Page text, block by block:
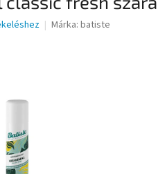
Márka: batiste